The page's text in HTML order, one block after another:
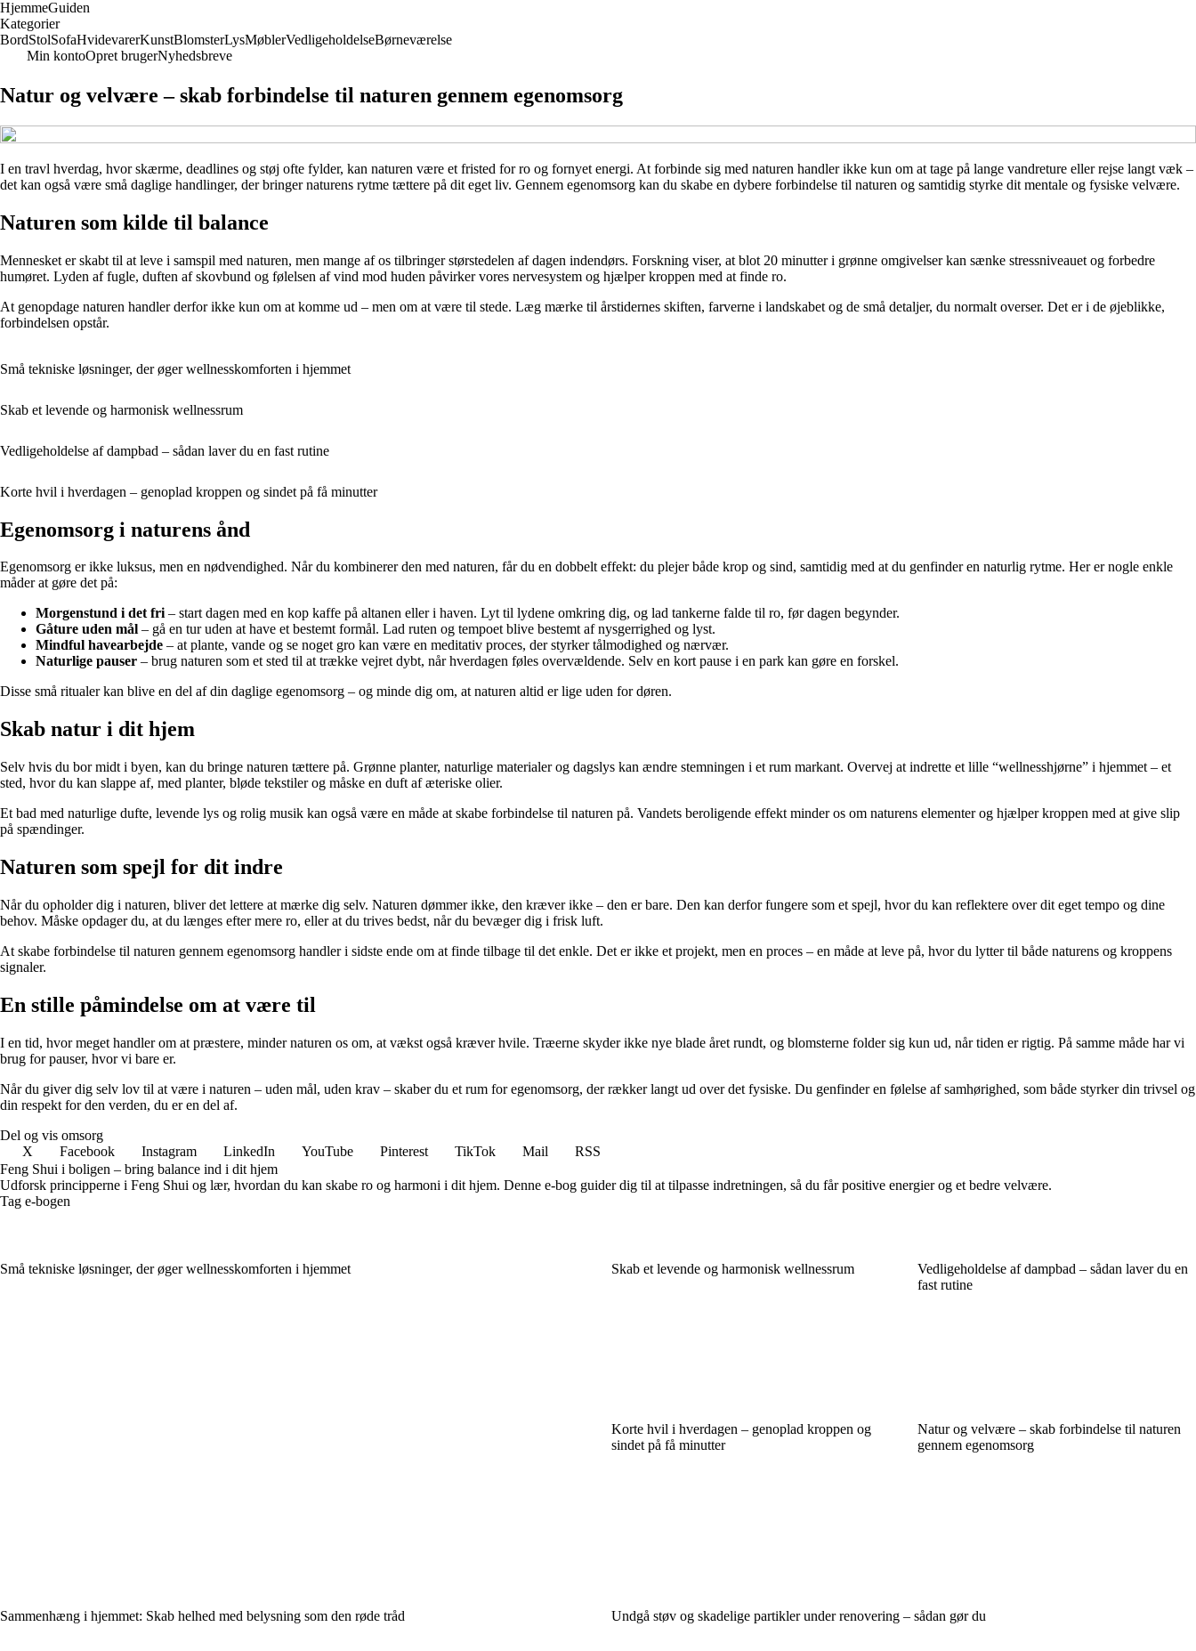
HjemmeGuiden
Kategorier
BordStolSofaHvidevarerKunstBlomsterLysMøblerVedligeholdelseBørneværelse
Min kontoOpret brugerNyhedsbreve
Natur og velvære – skab forbindelse til naturen gennem egenomsorg
I en travl hverdag, hvor skærme, deadlines og støj ofte fylder, kan naturen være et fristed for ro og fornyet energi. At forbinde sig med naturen handler ikke kun om at tage på lange vandreture eller rejse langt væk –
det kan også være små daglige handlinger, der bringer naturens rytme tættere på dit eget liv. Gennem egenomsorg kan du skabe en dybere forbindelse til naturen og samtidig styrke dit mentale og fysiske velvære.
Naturen som kilde til balance
Mennesket er skabt til at leve i samspil med naturen, men mange af os tilbringer størstedelen af dagen indendørs. Forskning viser, at blot 20 minutter i grønne omgivelser kan sænke stressniveauet og forbedre
humøret. Lyden af fugle, duften af skovbund og følelsen af vind mod huden påvirker vores nervesystem og hjælper kroppen med at finde ro.
At genopdage naturen handler derfor ikke kun om at komme ud – men om at være til stede. Læg mærke til årstidernes skiften, farverne i landskabet og de små detaljer, du normalt overser. Det er i de øjeblikke,
forbindelsen opstår.
Små tekniske løsninger, der øger wellnesskomforten i hjemmet
Skab et levende og harmonisk wellnessrum
Vedligeholdelse af dampbad – sådan laver du en fast rutine
Korte hvil i hverdagen – genoplad kroppen og sindet på få minutter
Egenomsorg i naturens ånd
Egenomsorg er ikke luksus, men en nødvendighed. Når du kombinerer den med naturen, får du en dobbelt effekt: du plejer både krop og sind, samtidig med at du genfinder en naturlig rytme. Her er nogle enkle
måder at gøre det på:
Morgenstund i det fri– start dagen med en kop kaffe på altanen eller i haven. Lyt til lydene omkring dig, og lad tankerne falde til ro, før dagen begynder.
Gåture uden mål – gå en tur uden at have et bestemt formål. Lad ruten og tempoet blive bestemt af nysgerrighed og lyst.
Mindful havearbejde – at plante, vande og se noget gro kan være en meditativ proces, der styrker tålmodighed og nærvær.
Naturlige pauser – brug naturen som et sted til at trække vejret dybt, når hverdagen føles overvældende. Selv en kort pause i en park kan gøre en forskel.
Disse små ritualer kan blive en del af din daglige egenomsorg – og minde dig om, at naturen altid er lige uden for døren.
Skab natur i dit hjem
Selv hvis du bor midt i byen, kan du bringe naturen tættere på. Grønne planter, naturlige materialer og dagslys kan ændre stemningen i et rum markant. Overvej at indrette et lille “wellnesshjørne” i hjemmet – et
sted, hvor du kan slappe af, med planter, bløde tekstiler og måske en duft af æteriske olier.
Et bad med naturlige dufte, levende lys og rolig musik kan også være en måde at skabe forbindelse til naturen på. Vandets beroligende effekt minder os om naturens elementer og hjælper kroppen med at give slip
på spændinger.
Naturen som spejl for dit indre
Når du opholder dig i naturen, bliver det lettere at mærke dig selv. Naturen dømmer ikke, den kræver ikke – den er bare. Den kan derfor fungere som et spejl, hvor du kan reflektere over dit eget tempo og dine
behov. Måske opdager du, at du længes efter mere ro, eller at du trives bedst, når du bevæger dig i frisk luft.
At skabe forbindelse til naturen gennem egenomsorg handler i sidste ende om at finde tilbage til det enkle. Det er ikke et projekt, men en proces – en måde at leve på, hvor du lytter til både naturens og kroppens
signaler.
En stille påmindelse om at være til
I en tid, hvor meget handler om at præstere, minder naturen os om, at vækst også kræver hvile. Træerne skyder ikke nye blade året rundt, og blomsterne folder sig kun ud, når tiden er rigtig. På samme måde har vi
brug for pauser, hvor vi bare er.
Når du giver dig selv lov til at være i naturen – uden mål, uden krav – skaber du et rum for egenomsorg, der rækker langt ud over det fysiske. Du genfinder en følelse af samhørighed, som både styrker din trivsel og
din respekt for den verden, du er en del af.
Del og vis omsorg
X
Facebook Instagram LinkedIn YouTube Pinterest TikTok Mail
RSS
Feng Shui i boligen – bring balance ind i dit hjem
Udforsk principperne i Feng Shui og lær, hvordan du kan skabe ro og harmoni i dit hjem. Denne e-bog guider dig til at tilpasse indretningen, så du får positive energier og et bedre velvære.
Tag e-bogen
Små tekniske løsninger, der øger wellnesskomforten i hjemmet Skab et levende og harmonisk wellnessrum
Vedligeholdelse af dampbad – sådan laver du en
fast rutine
Korte hvil i hverdagen – genoplad kroppen og
sindet på få minutter
Natur og velvære – skab forbindelse til naturen
gennem egenomsorg
Sammenhæng i hjemmet: Skab helhed med belysning som den røde tråd Undgå støv og skadelige partikler under renovering – sådan gør du